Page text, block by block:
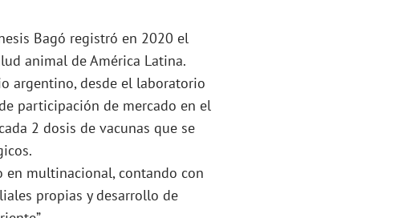
Bagó registró en 2020 el
animal de América Latina.
argentino, desde el laboratorio
participación de mercado en el
2 dosis de vacunas que se
en multinacional, contando con
propias y desarrollo de